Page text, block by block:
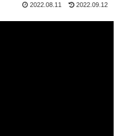
2022.08.11 2022.09.12